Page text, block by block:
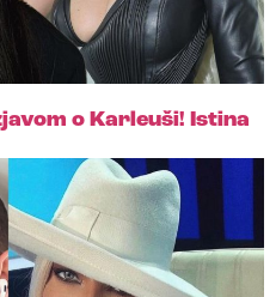
o Karleuši! Istina